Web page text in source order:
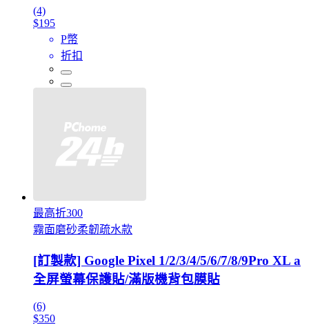
(4)
$195
P幣
折扣
最高折300
霧面磨砂柔韌疏水款
[訂製款] Google Pixel 1/2/3/4/5/6/7/8/9Pro XL a
全屏螢幕保護貼/滿版機背包膜貼
(6)
$350